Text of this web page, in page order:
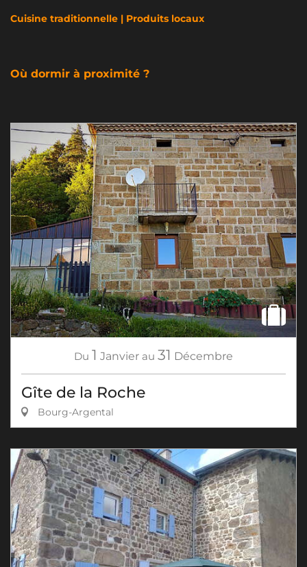
Cuisine traditionnelle | Produits locaux
Où dormir à proximité ?
Du 1 Janvier au 31 Décembre
Gîte de la Roche
Bourg-Argental